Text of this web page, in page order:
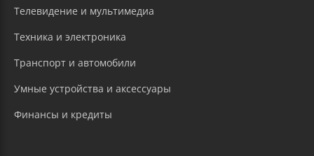
Телевидение и мультимедиа
Техника и электроника
Транспорт и автомобили
Умные устройства и аксессуары
Финансы и кредиты